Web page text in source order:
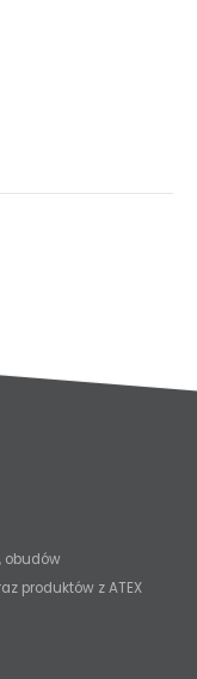
obudów
produktów z ATEX